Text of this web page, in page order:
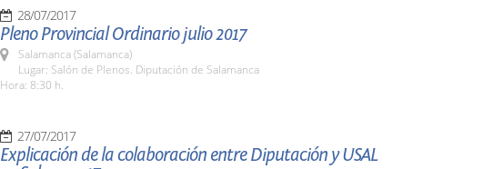
28/07/2017
Pleno Provincial Ordinario julio 2017
Salamanca (Salamanca)
Lugar: Salón de Plenos. Diputación de Salamanca
Hora: 8:30 h.
27/07/2017
Explicación de la colaboración entre Diputación y USAL